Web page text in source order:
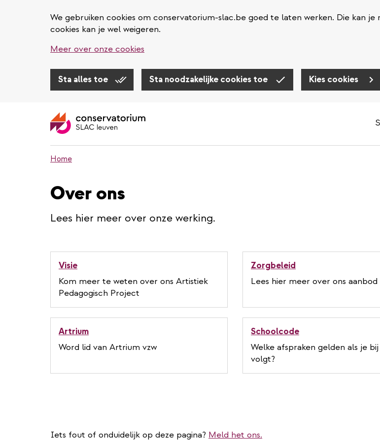
We gebruiken cookies om conservatorium-slac.be goed te laten werken. Die kan je
cookies kan je wel weigeren.
Meer over onze cookies
Sta alles toe Sta noodzakelijke cookies toe Kies cookies
Home
Over ons
Lees hier meer over onze werking.
Visie
Kom meer te weten over ons Artistiek
Pedagogisch Project
Zorgbeleid
Lees hier meer over ons aanbod
Artrium
Word lid van Artrium vzw
Schoolcode
Welke afspraken gelden als je bij
volgt?
Iets fout of onduidelijk op deze pagina? Meld het ons.